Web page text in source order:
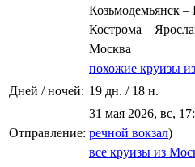
Козьмодемьянск
Кострома –
Москва
похожие круизы
Дней / ночей: 19 дн. / 18 н.
Отправление:
31 мая 2026, вс,
речной вокзал)
все круизы из